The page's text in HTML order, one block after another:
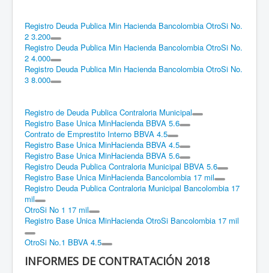
Registro Deuda Publica Min Hacienda Bancolombia OtroSi No.
2 3.200
Registro Deuda Publica Min Hacienda Bancolombia OtroSi No.
2 4.000
Registro Deuda Publica Min Hacienda Bancolombia OtroSi No.
3 8.000
Registro de Deuda Publica Contraloria Municipal
Registro Base Unica MinHacienda BBVA 5.6
Contrato de Emprestito Interno BBVA 4.5
Registro Base Unica MinHacienda BBVA 4.5
Registro Base Unica MinHacienda BBVA 5.6
Registro Deuda Publica Contraloria Municipal BBVA 5.6
Registro Base Unica MinHacienda Bancolombia 17 mil
Registro Deuda Publica Contraloria Municipal Bancolombia 17
mil
OtroSi No 1 17 mil
Registro Base Unica MinHacienda OtroSi Bancolombia 17 mil
OtroSi No.1 BBVA 4.5
INFORMES DE CONTRATACIÓN 2018